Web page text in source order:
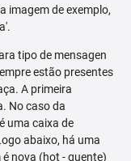
imagem de exemplo,
tipo de mensagen
estão presentes
A primeira
No caso da
uma caixa de
abaixo, há uma
nova (hot - quente)